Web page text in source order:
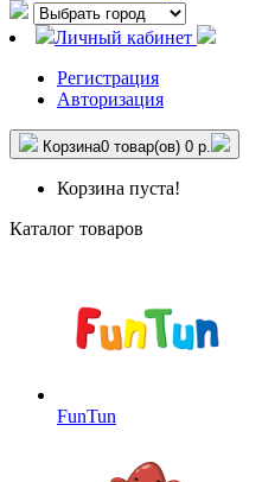
Личный кабинет
Регистрация
Авторизация
Корзина0 товар(ов) 0 р.
Корзина пуста!
Каталог товаров
FunTun